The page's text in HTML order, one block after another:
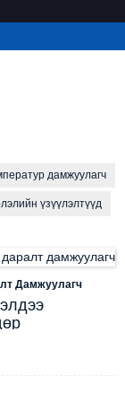
дамжуулагч
үзүүлэлтүүд
Дамжуулагч